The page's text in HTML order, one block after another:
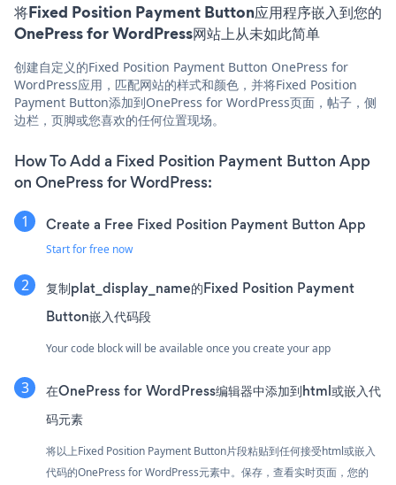
将Fixed Position Payment Button应用程序嵌入到您的
OnePress for WordPress网站上从未如此简单
创建自定义的Fixed Position Payment Button OnePress for
WordPress应用，匹配网站的样式和颜色，并将Fixed Position
Payment Button添加到OnePress for WordPress页面，帖子，侧
边栏，页脚或您喜欢的任何位置现场。
How To Add a Fixed Position Payment Button App
on OnePress for WordPress:
Create a Free Fixed Position Payment Button App
Start for free now
复制plat_display_name的Fixed Position Payment
Button嵌入代码段
Your code block will be available once you create your app
在OnePress for WordPress编辑器中添加到html或嵌入代
码元素
将以上Fixed Position Payment Button片段粘贴到任何接受html或嵌入
代码的OnePress for WordPress元素中。保存，查看实时页面，您的